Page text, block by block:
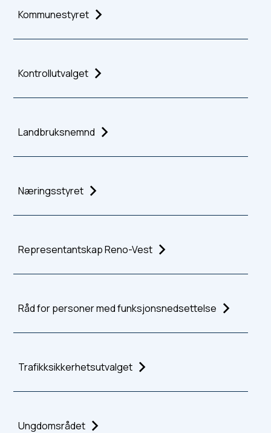
Kommunestyret
Kontrollutvalget
Landbruksnemnd
Næringsstyret
Representantskap Reno-Vest
Råd for personer med funksjonsnedsettelse
Trafikksikkerhetsutvalget
Ungdomsrådet